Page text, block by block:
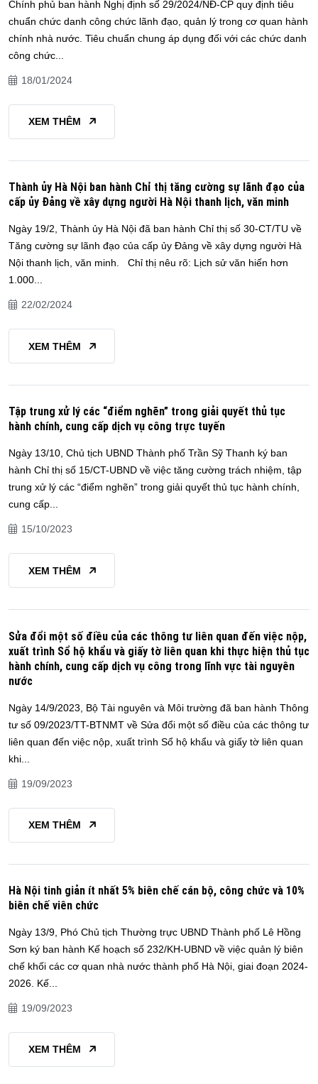
Chính phủ ban hành Nghị định số 29/2024/NĐ-CP quy định tiêu
chuẩn chức danh công chức lãnh đạo, quản lý trong cơ quan hành
chính nhà nước. Tiêu chuẩn chung áp dụng đối với các chức danh
công chức...
18/01/2024
XEM THÊM
Thành ủy Hà Nội ban hành Chỉ thị tăng cường sự lãnh đạo của
cấp ủy Đảng về xây dựng người Hà Nội thanh lịch, văn minh
Ngày 19/2, Thành ủy Hà Nội đã ban hành Chỉ thị số 30-CT/TU về
Tăng cường sự lãnh đạo của cấp ủy Đảng về xây dựng người Hà
Nội thanh lịch, văn minh. Chỉ thị nêu rõ: Lịch sử văn hiến hơn
1.000...
22/02/2024
XEM THÊM
Tập trung xử lý các “điểm nghẽn” trong giải quyết thủ tục
hành chính, cung cấp dịch vụ công trực tuyến
Ngày 13/10, Chủ tịch UBND Thành phố Trần Sỹ Thanh ký ban
hành Chỉ thị số 15/CT-UBND về việc tăng cường trách nhiệm, tập
trung xử lý các “điểm nghẽn” trong giải quyết thủ tục hành chính,
cung cấp...
15/10/2023
XEM THÊM
Sửa đổi một số điều của các thông tư liên quan đến việc nộp,
xuất trình Sổ hộ khẩu và giấy tờ liên quan khi thực hiện thủ tục
hành chính, cung cấp dịch vụ công trong lĩnh vực tài nguyên
nước
Ngày 14/9/2023, Bộ Tài nguyên và Môi trường đã ban hành Thông
tư số 09/2023/TT-BTNMT về Sửa đổi một số điều của các thông tư
liên quan đến việc nộp, xuất trình Sổ hộ khẩu và giấy tờ liên quan
khi...
19/09/2023
XEM THÊM
Hà Nội tinh giản ít nhất 5% biên chế cán bộ, công chức và 10%
biên chế viên chức
Ngày 13/9, Phó Chủ tịch Thường trực UBND Thành phố Lê Hồng
Sơn ký ban hành Kế hoạch số 232/KH-UBND về việc quản lý biên
chế khối các cơ quan nhà nước thành phố Hà Nội, giai đoạn 2024-
2026. Kế...
19/09/2023
XEM THÊM